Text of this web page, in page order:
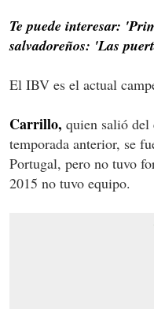
Te puede interesar:
salvadoreños: 'Las
El IBV es el actual
Carrillo, quien salió del
temporada anterior, se
Portugal, pero no tuvo
2015 no tuvo equipo.